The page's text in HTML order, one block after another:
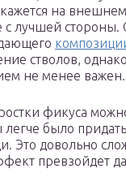
на
лучшей стороны.
стволов,
не менее важен.
фикуса
легче было
Это довольно
превзойдет